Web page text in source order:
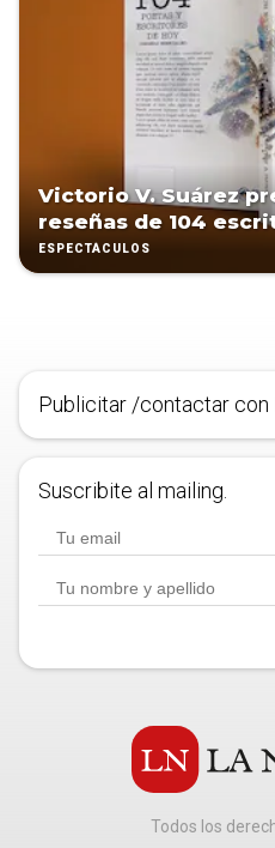
Victorio V. Suárez
reseñas de 104
ESPECTÁCULOS
Publicitar /contactar con
Suscribite al mailing.
Todos los